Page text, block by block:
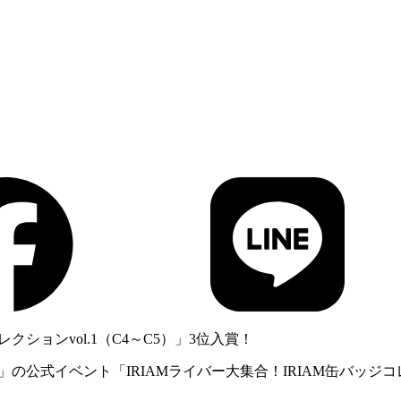
ションvol.1（C4～C5）」3位入賞！
の公式イベント「IRIAMライバー大集合！IRIAM缶バッジ